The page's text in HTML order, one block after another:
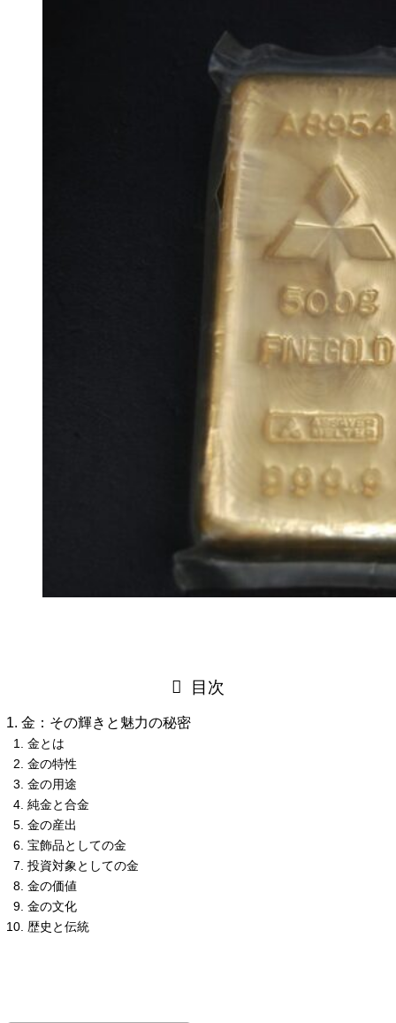
目次
金：その輝きと魅力の秘密
金とは
金の特性
金の用途
純金と合金
金の産出
宝飾品としての金
投資対象としての金
金の価値
金の文化
歴史と伝統